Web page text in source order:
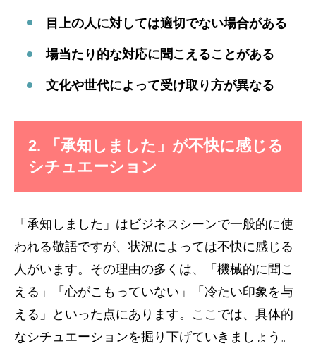
目上の人に対しては適切でない場合がある
場当たり的な対応に聞こえることがある
文化や世代によって受け取り方が異なる
2. 「承知しました」が不快に感じる
シチュエーション
「承知しました」はビジネスシーンで一般的に使
われる敬語ですが、状況によっては不快に感じる
人がいます。その理由の多くは、「機械的に聞こ
える」「心がこもっていない」「冷たい印象を与
える」といった点にあります。ここでは、具体的
なシチュエーションを掘り下げていきましょう。